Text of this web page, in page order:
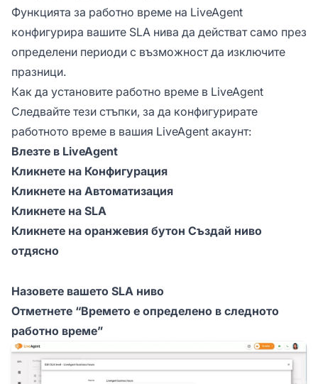
Функцията за работно време на LiveAgent
конфигурира вашите SLA нива да действат само през
определени периоди с възможност да изключите
празници.
Как да установите работно време в LiveAgent
Следвайте тези стъпки, за да конфигурирате
работното време в вашия LiveAgent акаунт:
Влезте в LiveAgent
Кликнете на Конфигурация
Кликнете на Автоматизация
Кликнете на SLA
Кликнете на оранжевия бутон Създай ниво
отдясно
Назовете вашето SLA ниво
Отметнете “Времето е определено в следното
работно време”